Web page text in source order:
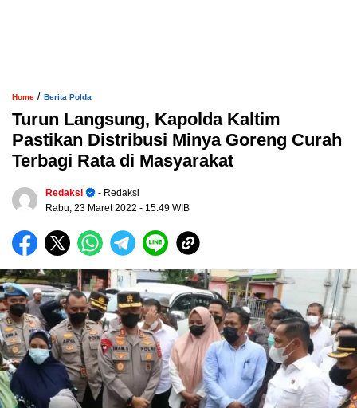
Home / Berita Polda
Turun Langsung, Kapolda Kaltim
Pastikan Distribusi Minya Goreng Curah
Terbagi Rata di Masyarakat
Redaksi
- Redaksi
Rabu, 23 Maret 2022 - 15:49 WIB